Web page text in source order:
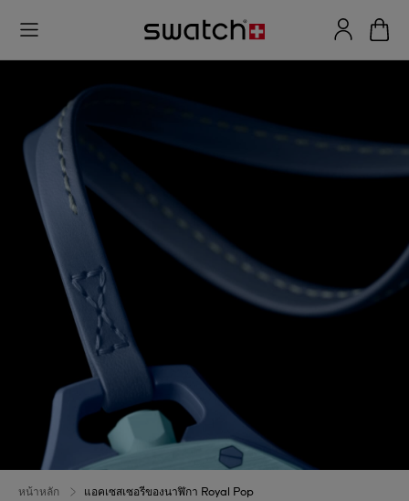
หน้าหลัก แอคเซสเซอรีของนาฬิกา Royal Pop